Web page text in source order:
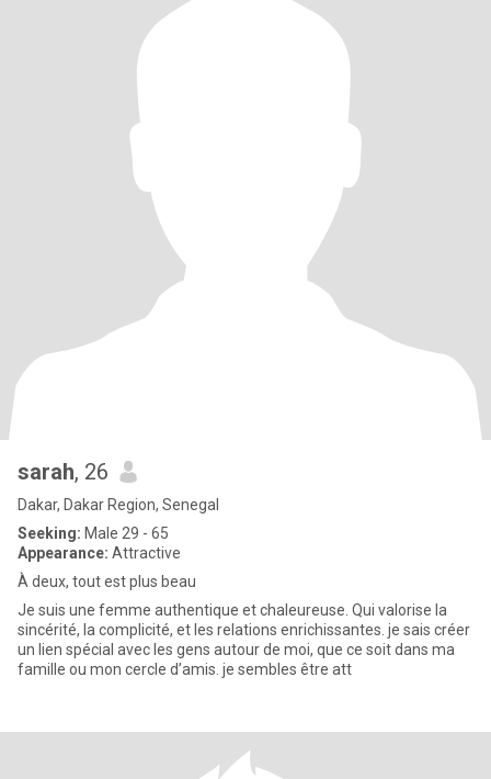
sarah, 26
Dakar, Dakar Region, Senegal
Seeking: Male 29 - 65
Appearance: Attractive
À deux, tout est plus beau
Je suis une femme authentique et chaleureuse. Qui valorise la
sincérité, la complicité, et les relations enrichissantes. je sais créer
un lien spécial avec les gens autour de moi, que ce soit dans ma
famille ou mon cercle d’amis. je sembles être att